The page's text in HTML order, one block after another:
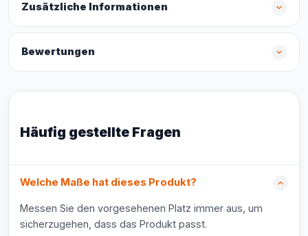
Zusätzliche Informationen
Bewertungen
Häufig gestellte Fragen
Welche Maße hat dieses Produkt?
Messen Sie den vorgesehenen Platz immer aus, um
sicherzugehen, dass das Produkt passt.